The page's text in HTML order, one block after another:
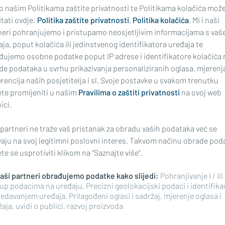
NESREĆA KOD MAGIĆ MALE
pregazio 69-
U SVOM TREĆEM NASTUPU
Brodske lađarice
izvrsno 4. mjesto na
maratonu u
VRIJEDNOST BILA JE
ponudu za izgradnju
14 POLJA S PREPORUKAMA
Sjećate li se 'školice'?
našim Politikama zaštite privatnosti te Politikama kolačića
ovdje: Politika zaštite privatnosti, Politika kolačića . Mi i naši
pohranjujemo i pristupamo neosjetljivim informacijama s
poput kolačića ili jedinstvenog identifikatora uređaja te
osobne podatke poput IP adrese i identifikatore kolačića
podataka u svrhu prikazivanja personaliziranih oglasa,
naših posjetitelja i sl. Svoje postavke u svakom trenutku
promijeniti u našim Pravilima o zaštiti privatnosti na ovoj web
ne traže vaš pristanak za obradu vaših podataka već se
na svoj legitimni poslovni interes. Takvom načinu obrade
se usprotiviti klikom na "Saznajte više".
partneri obrađujemo podatke kako slijedi: Pohranjivanje i / ili
podacima na uređaju, Precizni geolokacijski podaci i
uređaja, Prilagođeni oglasi i sadržaj, mjerenje oglasa i
uvidi o publici, razvoj proizvoda